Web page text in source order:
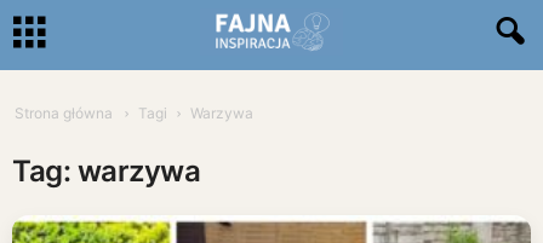
Strona główna Tagi Warzywa
Tag: warzywa